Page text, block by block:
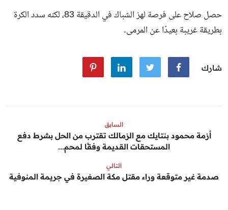
حصل صلاح على فرصة لهز الشباك في الدقيقة 83، لكنه سدد الكرة
بطريقة غريبة بعيدًا عن المرمى.
شارك
السابق
أزمة محمود بنتايك مع الزمالك تقترب من الحل بشرط دفع
المستحقات القديمة وفقًا لمحم...
التالي
صدمة غير متوقعة وراء مقتل مكة الصغيرة في جريمة المنوفية